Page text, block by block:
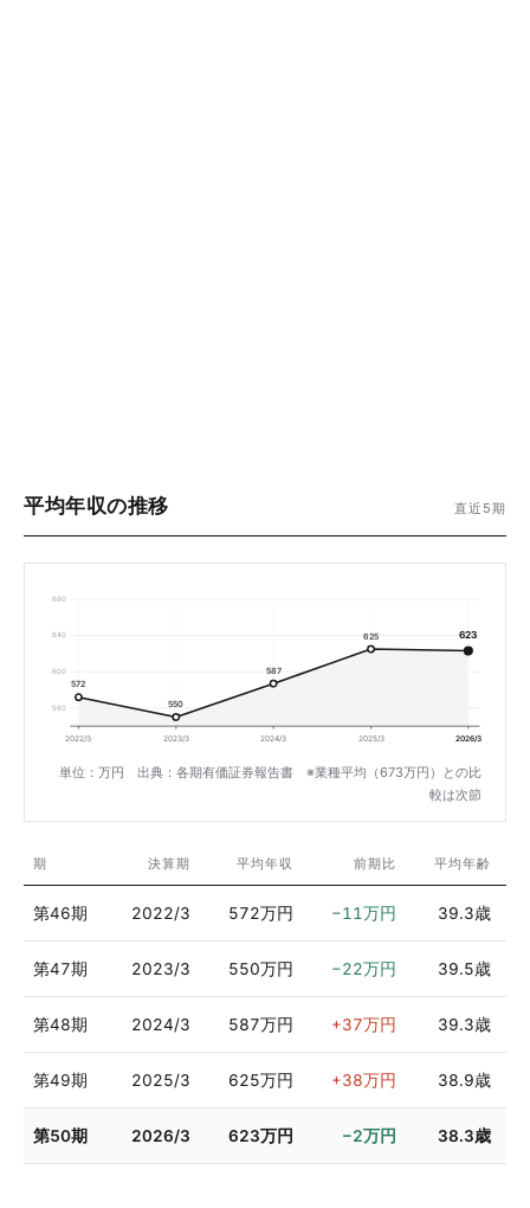
平均年収の推移 直近5期
680
640
600
560
572
550
587
625 623
2022/3 2023/3 2024/3 2025/3 2026/3
単位：万円 出典：各期有価証券報告書 ※業種平均（673万円）との比
較は次節
期 決算期 平均年収 前期比 平均年齢
第46期 2022/3 572万円 −11万円 39.3歳
第47期 2023/3 550万円 −22万円 39.5歳
第48期 2024/3 587万円 +37万円 39.3歳
第49期 2025/3 625万円 +38万円 38.9歳
第50期 2026/3 623万円 −2万円 38.3歳